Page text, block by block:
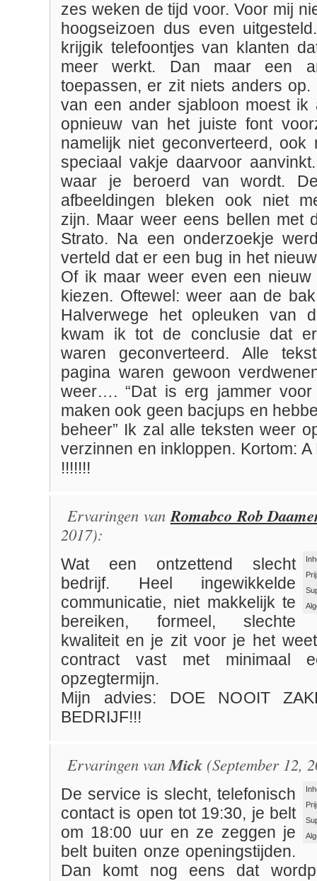
zes weken de tijd voor. Voor mij
hoogseizoen dus even
krijgik telefoontjes van klanten
meer werkt. Dan maar een
toepassen, er zit niets anders op.
van een ander sjabloon moest ik
opnieuw van het juiste font
namelijk niet geconverteerd,
speciaal vakje daarvoor
waar je beroerd van wordt.
afbeeldingen bleken ook niet
zijn. Maar weer eens bellen met
Strato. Na een onderzoekje
verteld dat er een bug in het
Of ik maar weer even een nieuw
kiezen. Oftewel: weer aan de
Halverwege het opleuken van
kwam ik tot de conclusie dat er
waren geconverteerd. Alle
pagina waren gewoon
weer…. “Dat is erg jammer
maken ook geen bacjups en
beheer” Ik zal alle teksten weer
verzinnen en inkloppen. Kortom: A
!!!!!!!
Ervaringen vanRomabco Rob
2017):
Wat een ontzettend slecht
bedrijf. Heel ingewikkelde
communicatie, niet makkelijk te
bereiken, formeel, slechte
kwaliteit en je zit voor je het
contract vast met minimaal
opzegtermijn.
Mijn advies: DOE NOOIT
BEDRIJF!!!
Ervaringen vanMick (September 12,
De service is slecht, telefonisch
contact is open tot 19:30, je belt
om 18:00 uur en ze zeggen je
belt buiten onze openingstijden.
Dan komt nog eens dat